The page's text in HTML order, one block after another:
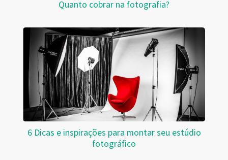
Quanto cobrar na fotografia?
6 Dicas e inspirações para montar seu estúdio
fotográfico